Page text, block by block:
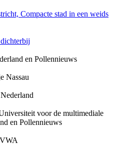
Compacte stad in een weids
en Pollennieuws
Nassau
voor de multimediale
en Pollennieuws